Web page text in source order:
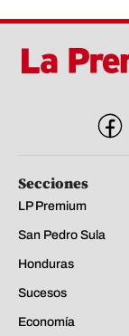
Secciones
LP Premium
San Pedro Sula
Honduras
Sucesos
Economía